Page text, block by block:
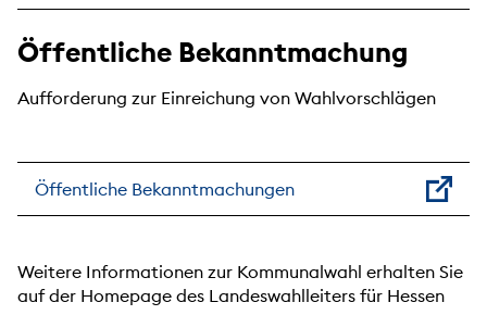
Öffentliche Bekanntmachung
Aufforderung zur Einreichung von Wahlvorschlägen
Öffentliche Bekanntmachungen
Weitere Informationen zur Kommunalwahl erhalten Sie
auf der Homepage des Landeswahlleiters für Hessen